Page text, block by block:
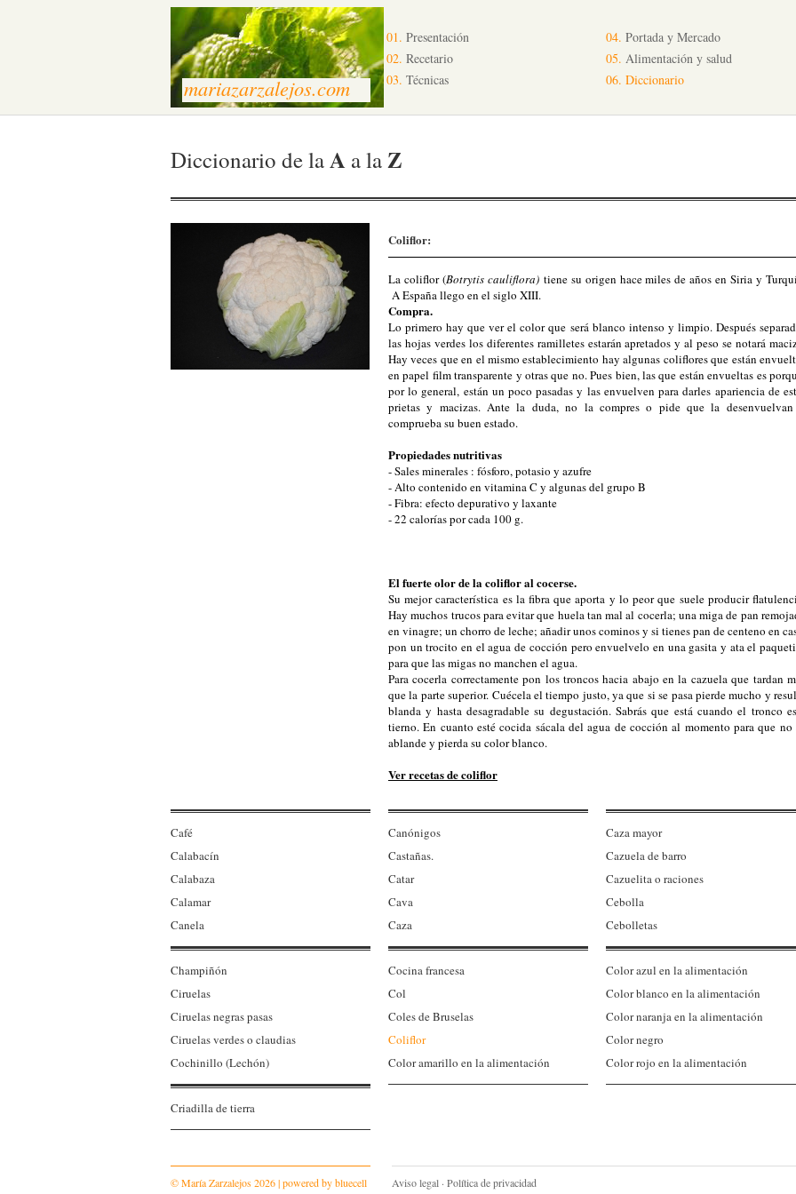
mariazarzalejos.com
01. Presentación 04. Portada y Mercado
02. Recetario 05. Alimentación y salud
03. Técnicas 06. Diccionario
Diccionario de laA a laZ
Coliflor:
La coliflor (Botrytis cauliflora)tiene su origen hace miles de años en Siria y
A España llego en el siglo XIII.
Compra.
Lo primero hay que ver el color que será blanco intenso y limpio. Después
las hojas verdes los diferentes ramilletes estarán apretados y al peso se notará
Hay veces que en el mismo establecimiento hay algunas coliflores que están
en papel film transparente y otras que no. Pues bien, las que están envueltas es
por lo general, están un poco pasadas y las envuelven para darles apariencia de
prietas y macizas. Ante la duda, no la compres o pide que la
comprueba su buen estado.
Propiedades nutritivas
- Sales minerales : fósforo, potasio y azufre
- Alto contenido en vitamina C y algunas del grupo B
- Fibra: efecto depurativo y laxante
- 22 calorías por cada 100 g.
El fuerte olor de la coliflor al cocerse.
Su mejor característica es la fibra que aporta y lo peor que suele producir
Hay muchos trucos para evitar que huela tan mal al cocerla; una miga de pan
en vinagre; un chorro de leche; añadir unos cominos y si tienes pan de centeno en
pon un trocito en el agua de cocción pero envuelvelo en una gasita y ata el
para que las migas no manchen el agua.
Para cocerla correctamente pon los troncos hacia abajo en la cazuela que tardan
que la parte superior. Cuécela el tiempo justo, ya que si se pasa pierde mucho y
blanda y hasta desagradable su degustación. Sabrás que está cuando el tronco
tierno. En cuanto esté cocida sácala del agua de cocción al momento para que no
ablande y pierda su color blanco.
Ver recetas de coliflor
Café
Calabacín
Calabaza
Calamar
Canela
Canónigos
Castañas.
Catar
Cava
Caza
Caza mayor
Cazuela de barro
Cazuelita o raciones
Cebolla
Cebolletas
Champiñón
Ciruelas
Ciruelas negras pasas
Ciruelas verdes o claudias
Cochinillo (Lechón)
Cocina francesa
Col
Coles de Bruselas
Coliflor
Color amarillo en la alimentación
Color azul en la alimentación
Color blanco en la alimentación
Color naranja en la alimentación
Color negro
Color rojo en la alimentación
Criadilla de tierra
© María Zarzalejos 2026 | powered bybluecell Aviso legal · Política de privacidad